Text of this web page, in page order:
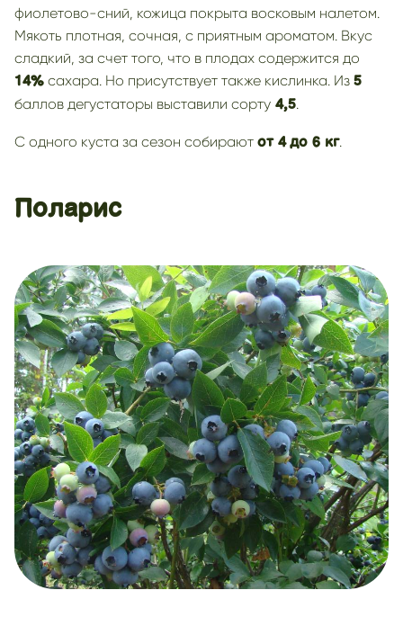
фиолетово-сний, кожица покрыта восковым налетом.
Мякоть плотная, сочная, с приятным ароматом. Вкус
сладкий, за счет того, что в плодах содержится до
14% сахара. Но присутствует также кислинка. Из 5
баллов дегустаторы выставили сорту 4,5.
С одного куста за сезон собирают от 4 до 6 кг.
Поларис